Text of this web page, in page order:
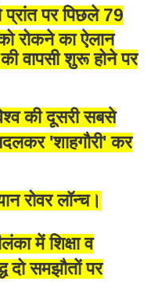
प्रांत पर पिछले 79
रोकने का ऐलान
वापसी शुरू होने पर
की दूसरी सबसे
'शाहगौरी' कर
रोवर लॉन्च।
में शिक्षा व
दो समझौतों पर